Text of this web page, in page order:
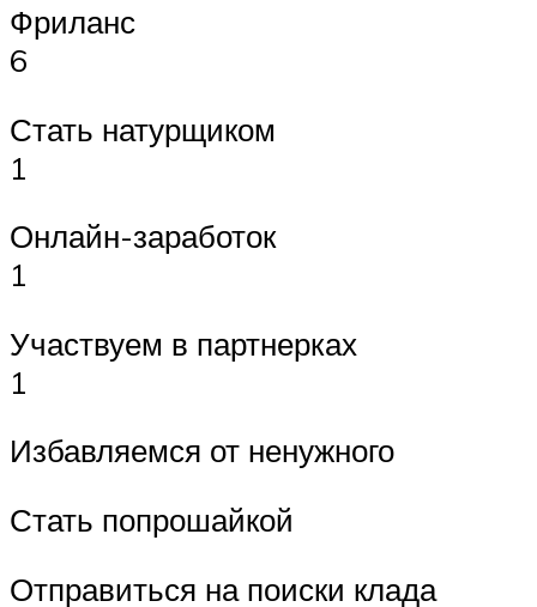
Фриланс
6
Стать натурщиком
1
Онлайн-заработок
1
Участвуем в партнерках
1
Избавляемся от ненужного
Стать попрошайкой
Отправиться на поиски клада